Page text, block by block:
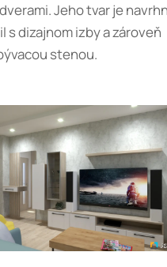
Jeho tvar je
s dizajnom izby a zároveň
stenou.